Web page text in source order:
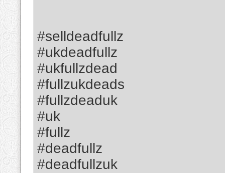
#selldeadfullz
#ukdeadfullz
#ukfullzdead
#fullzukdeads
#fullzdeaduk
#uk
#fullz
#deadfullz
#deadfullzuk